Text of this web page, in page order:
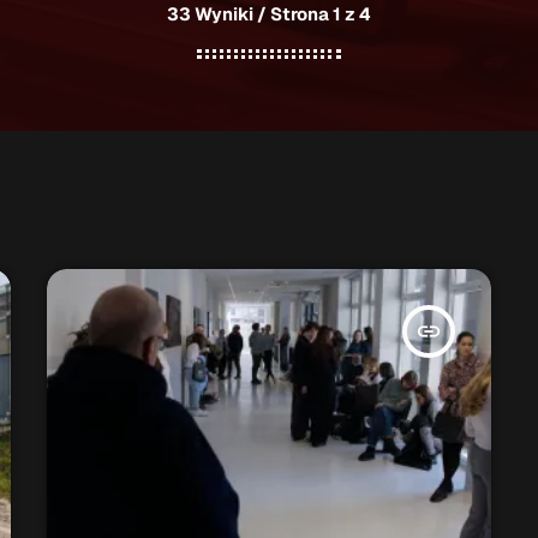
33 Wyniki / Strona 1 z 4
insert_link